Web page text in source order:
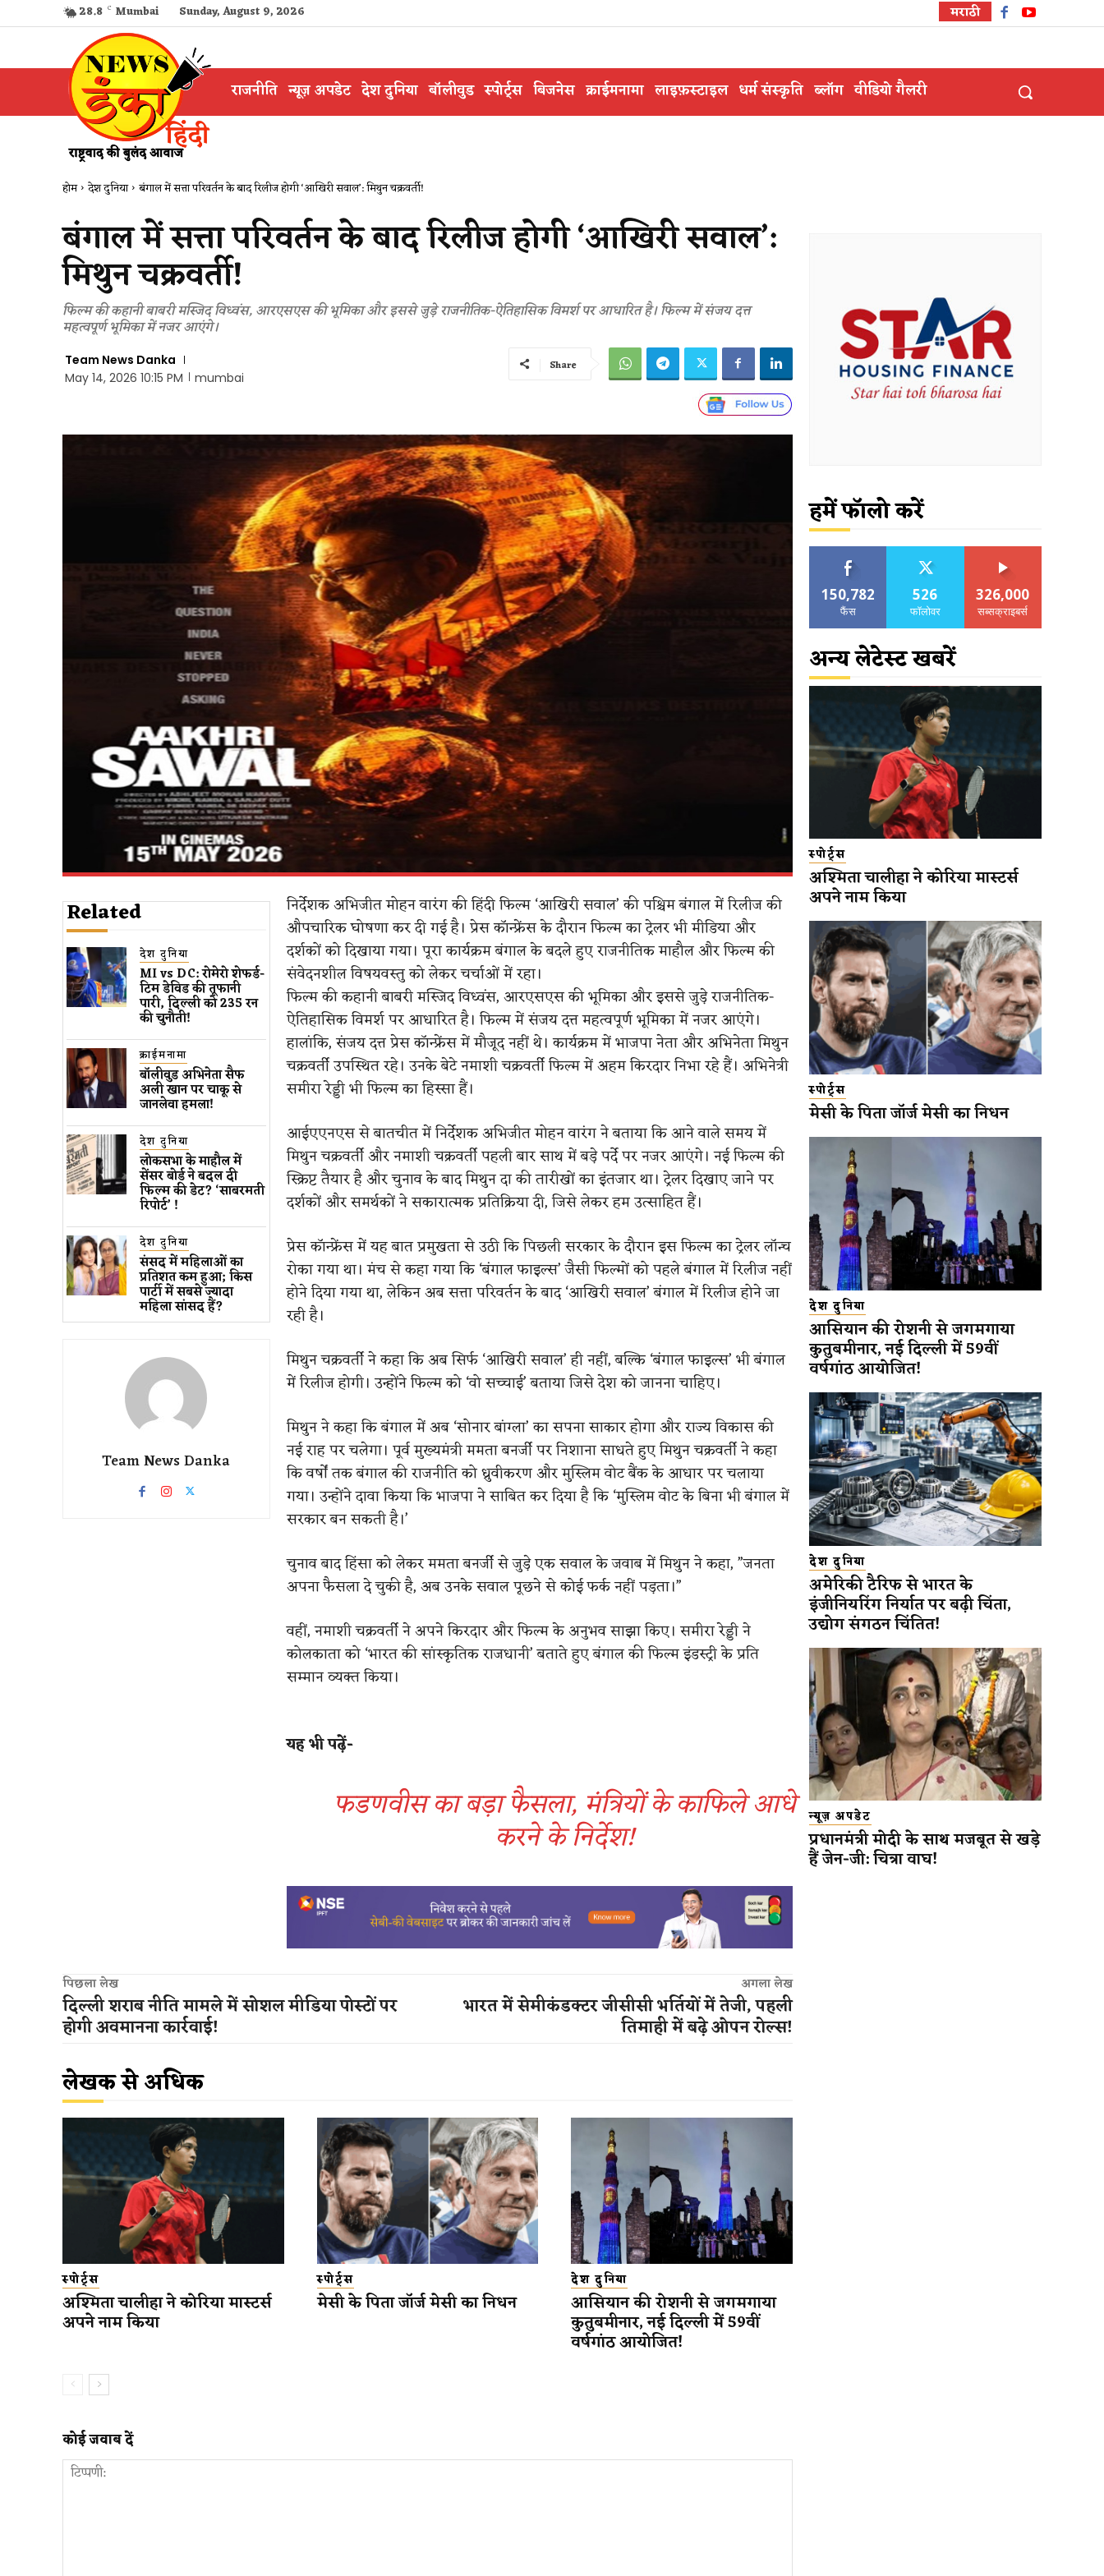
28.8 C Mumbai Sunday, August 9, 2026 मराठी
राजनीति न्यूज़ अपडेट देश दुनिया बॉलीवुड स्पोर्ट्स बिजनेस क्राईमनामा लाइफ़स्टाइल धर्म संस्कृति ब्लॉग वीडियो गैलरी
होम देश दुनिया बंगाल में सत्ता परिवर्तन के बाद रिलीज होगी ‘आखिरी सवाल’: मिथुन चक्रवर्ती!
बंगाल में सत्ता परिवर्तन के बाद रिलीज होगी ‘आखिरी सवाल’:
मिथुन चक्रवर्ती!
फिल्म की कहानी बाबरी मस्जिद विध्वंस, आरएसएस की भूमिका और इससे जुड़े राजनीतिक-ऐतिहासिक विमर्श पर आधारित है। फिल्म में संजय दत्त
महत्वपूर्ण भूमिका में नजर आएंगे।
Team News Danka
May 14, 2026 10:15 PM
mumbai
Share
Related
देश दुनिया
MI vs DC: रोमेरो शेफर्ड-
टिम डेविड की तूफानी
पारी, दिल्ली को 235 रन
की चुनौती!
क्राईमनामा
बॉलीवुड​ अभिनेता सैफ
अली खान पर चाकू से ​
जानलेवा हमला​!
देश दुनिया
लोकसभा के माहौल में
सेंसर बोर्ड ने बदल दी
फिल्म की डेट? ‘साबरमती
रिपोर्ट’ !
देश दुनिया
संसद में महिलाओं का
प्रतिशत कम ​हुआ​; किस
पार्टी में सबसे ज्यादा
महिला सांसद हैं?
Team News Danka
निर्देशक अभिजीत मोहन वारंग की हिंदी फिल्म ‘आखिरी सवाल’ की पश्चिम बंगाल में रिलीज की
औपचारिक घोषणा कर दी गई है। प्रेस कॉन्फ्रेंस के दौरान फिल्म का ट्रेलर भी मीडिया और
दर्शकों को दिखाया गया। पूरा कार्यक्रम बंगाल के बदले हुए राजनीतिक माहौल और फिल्म की
संवेदनशील विषयवस्तु को लेकर चर्चाओं में रहा।
फिल्म की कहानी बाबरी मस्जिद विध्वंस, आरएसएस की भूमिका और इससे जुड़े राजनीतिक-
ऐतिहासिक विमर्श पर आधारित है। फिल्म में संजय दत्त महत्वपूर्ण भूमिका में नजर आएंगे।
हालांकि, संजय दत्त प्रेस कॉन्फ्रेंस में मौजूद नहीं थे। कार्यक्रम में भाजपा नेता और अभिनेता मिथुन
चक्रवर्ती उपस्थित रहे। उनके बेटे नमाशी चक्रवर्ती फिल्म में अहम किरदार निभा रहे हैं। अभिनेत्री
समीरा रेड्डी भी फिल्म का हिस्सा हैं।
आईएएनएस से बातचीत में निर्देशक अभिजीत मोहन वारंग ने बताया कि आने वाले समय में
मिथुन चक्रवर्ती और नमाशी चक्रवर्ती पहली बार साथ में बड़े पर्दे पर नजर आएंगे। नई फिल्म की
स्क्रिप्ट तैयार है और चुनाव के बाद मिथुन दा की तारीखों का इंतजार था। ट्रेलर दिखाए जाने पर
दर्शकों और समर्थकों ने सकारात्मक प्रतिक्रिया दी, जिसे लेकर हम उत्साहित हैं।
प्रेस कॉन्फ्रेंस में यह बात प्रमुखता से उठी कि पिछली सरकार के दौरान इस फिल्म का ट्रेलर लॉन्च
रोका गया था। मंच से कहा गया कि ‘बंगाल फाइल्स’ जैसी फिल्मों को पहले बंगाल में रिलीज नहीं
होने दिया गया था, लेकिन अब सत्ता परिवर्तन के बाद ‘आखिरी सवाल’ बंगाल में रिलीज होने जा
रही है।
मिथुन चक्रवर्ती ने कहा कि अब सिर्फ ‘आखिरी सवाल’ ही नहीं, बल्कि ‘बंगाल फाइल्स’ भी बंगाल
में रिलीज होगी। उन्होंने फिल्म को ‘वो सच्चाई’ बताया जिसे देश को जानना चाहिए।
मिथुन ने कहा कि बंगाल में अब ‘सोनार बांग्ला’ का सपना साकार होगा और राज्य विकास की
नई राह पर चलेगा। पूर्व मुख्यमंत्री ममता बनर्जी पर निशाना साधते हुए मिथुन चक्रवर्ती ने कहा
कि वर्षों तक बंगाल की राजनीति को ध्रुवीकरण और मुस्लिम वोट बैंक के आधार पर चलाया
गया। उन्होंने दावा किया कि भाजपा ने साबित कर दिया है कि ‘मुस्लिम वोट के बिना भी बंगाल में
सरकार बन सकती है।’
चुनाव बाद हिंसा को लेकर ममता बनर्जी से जुड़े एक सवाल के जवाब में मिथुन ने कहा, ”जनता
अपना फैसला दे चुकी है, अब उनके सवाल पूछने से कोई फर्क नहीं पड़ता।”
वहीं, नमाशी चक्रवर्ती ने अपने किरदार और फिल्म के अनुभव साझा किए। समीरा रेड्डी ने
कोलकाता को ‘भारत की सांस्कृतिक राजधानी’ बताते हुए बंगाल की फिल्म इंडस्ट्री के प्रति
सम्मान व्यक्त किया।
यह भी पढ़ें-
फडणवीस का बड़ा फैसला, मंत्रियों के काफिले आधे
करने के निर्देश!
पिछला लेख
दिल्ली शराब नीति मामले में सोशल मीडिया पोस्टों पर
होगी अवमानना कार्रवाई!
अगला लेख
भारत में सेमीकंडक्टर जीसीसी भर्तियों में तेजी, पहली
तिमाही में बढ़े ओपन रोल्स!
लेखक से अधिक
स्पोर्ट्स
अश्मिता चालीहा ने कोरिया मास्टर्स
अपने नाम किया
स्पोर्ट्स
मेसी के पिता जॉर्ज मेसी का निधन
देश दुनिया
आसियान की रोशनी से जगमगाया
कुतुबमीनार, नई दिल्ली में 59वीं
वर्षगांठ आयोजित!
कोई जवाब दें
हमें फॉलो करें
150,782
फैंस
526
फॉलोवर
326,000
सब्सक्राइबर्स
अन्य लेटेस्ट खबरें
स्पोर्ट्स
अश्मिता चालीहा ने कोरिया मास्टर्स
अपने नाम किया
स्पोर्ट्स
मेसी के पिता जॉर्ज मेसी का निधन
देश दुनिया
आसियान की रोशनी से जगमगाया
कुतुबमीनार, नई दिल्ली में 59वीं
वर्षगांठ आयोजित!
देश दुनिया
अमेरिकी टैरिफ से भारत के
इंजीनियरिंग निर्यात पर बढ़ी चिंता,
उद्योग संगठन चिंतित!
न्यूज़ अपडेट
प्रधानमंत्री मोदी के साथ मजबूत से खड़े
हैं जेन-जी: चित्रा वाघ!